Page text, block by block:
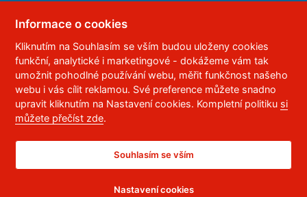
© 2023 Univerzita Pardubice,Studentská 95
532 10 Pardubice 2
Telefon: 466 036 111, 466 036 112, 466 036 113
Správce webu ,RSS
Prohlášení o přístupnosti
Informace o cookies
Kliknutím na Souhlasím se vším budou uloženy cookies
funkční, analytické i marketingové - dokážeme vám tak
umožnit pohodlné používání webu, měřit funkčnost našeho
webu i vás cílit reklamou. Své preference můžete snadno
upravit kliknutím na Nastavení cookies. Kompletní politiku si
můžete přečíst zde.
Souhlasím se vším
Nastavení cookies